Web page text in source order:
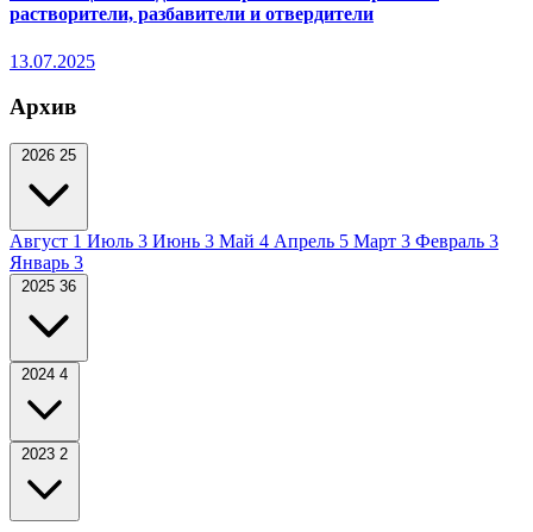
растворители, разбавители и отвердители
13.07.2025
Архив
2026 25
Август 1 Июль 3 Июнь 3 Май 4 Апрель 5 Март 3 Февраль 3
Январь 3
2025 36
2024 4
2023 2